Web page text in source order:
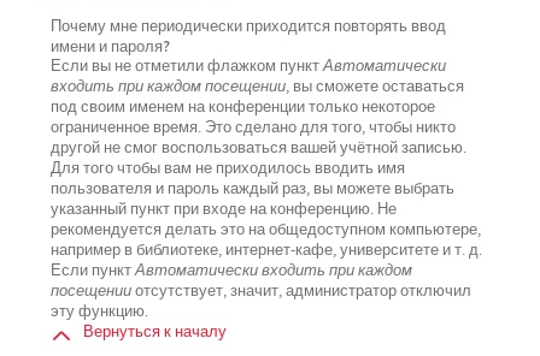
Почему мне периодически приходится повторять ввод
имени и пароля?
Если вы не отметили флажком пунктАвтоматически
входить при каждом посещении, вы сможете оставаться
под своим именем на конференции только некоторое
ограниченное время. Это сделано для того, чтобы никто
другой не смог воспользоваться вашей учётной записью.
Для того чтобы вам не приходилось вводить имя
пользователя и пароль каждый раз, вы можете выбрать
указанный пункт при входе на конференцию. Не
рекомендуется делать это на общедоступном компьютере,
например в библиотеке, интернет-кафе, университете и т. д.
Если пунктАвтоматически входить при каждом
посещенииотсутствует, значит, администратор отключил
эту функцию.
Вернуться к началу